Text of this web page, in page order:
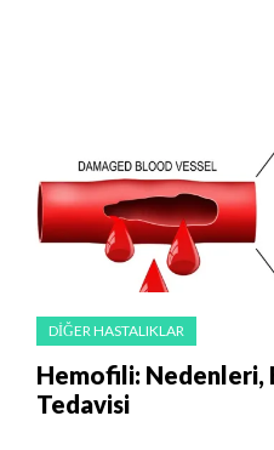
DIĞER HASTALIKLAR
Hemofili: Nedenleri,
Tedavisi